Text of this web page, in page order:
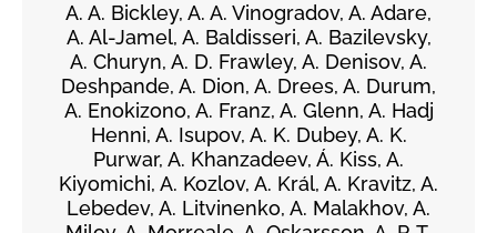
A. A. Bickley, A. A. Vinogradov, A. Adare,
A. Al-Jamel, A. Baldisseri, A. Bazilevsky,
A. Churyn, A. D. Frawley, A. Denisov, A.
Deshpande, A. Dion, A. Drees, A. Durum,
A. Enokizono, A. Franz, A. Glenn, A. Hadj
Henni, A. Isupov, A. K. Dubey, A. K.
Purwar, A. Khanzadeev, Á. Kiss, A.
Kiyomichi, A. Kozlov, A. Král, A. Kravitz, A.
Lebedev, A. Litvinenko, A. Malakhov, A.